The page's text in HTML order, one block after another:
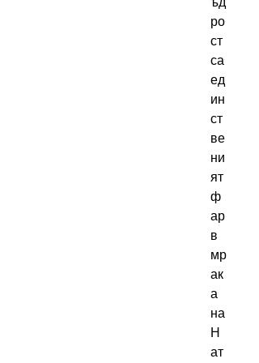
ро
ст
са
ед
ин
ст
ве
ни
ят
ф
ар
в
мр
ак
а
на
Н
ат